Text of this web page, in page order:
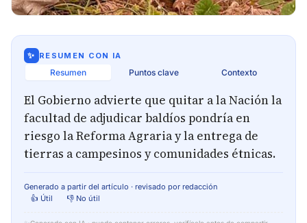
✨ RESUMEN CON IA
Resumen Puntos clave Contexto
El Gobierno advierte que quitar a la Nación la
facultad de adjudicar baldíos pondría en
riesgo la Reforma Agraria y la entrega de
tierras a campesinos y comunidades étnicas.
Generado a partir del artículo · revisado por redacción
👍 Útil
👎 No útil